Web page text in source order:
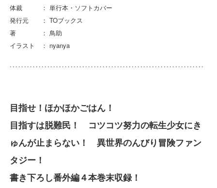
体裁 ： 単行本・ソフトカバー
発行元 ： TOブックス
著 ： 鳥助
イラスト ： nyanya
目指せ！ほかほかごはん！
目指すは脱難民！ コツコツ努力の転生少女にき
ゅんが止まらない！ 異世界のんびり冒険ファン
タジー！
書き下ろし番外編４本巻末収録！